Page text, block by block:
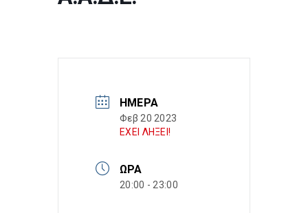
ΗΜΈΡΑ
Φεβ 20 2023
ΕΧΕΙ ΛΗΞΕΙ!
ΏΡΑ
20:00 - 23:00